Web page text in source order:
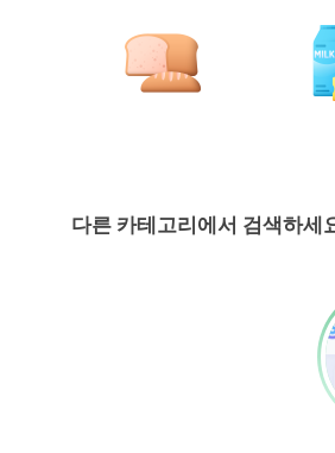
다른 카테고리에서 검색하세